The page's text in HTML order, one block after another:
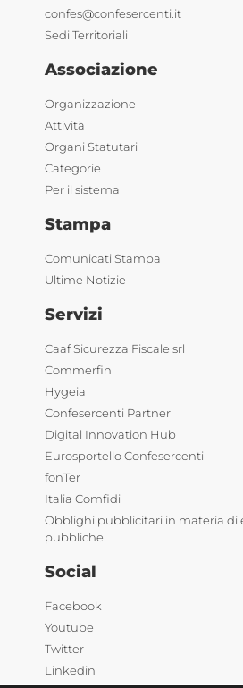
confes@confesercenti.it
Sedi Territoriali
Associazione
Organizzazione
Attività
Organi Statutari
Categorie
Per il sistema
Stampa
Comunicati Stampa
Ultime Notizie
Servizi
Caaf Sicurezza Fiscale srl
Commerfin
Hygeia
Confesercenti Partner
Digital Innovation Hub
Eurosportello Confesercenti
fonTer
Italia Comfidi
Obblighi pubblicitari in materia di
pubbliche
Social
Facebook
Youtube
Twitter
Linkedin